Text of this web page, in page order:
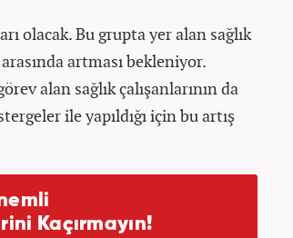
olacak. Bu grupta yer alan sağlık
artması bekleniyor.
alan sağlık çalışanlarının da
ile yapıldığı için bu artış